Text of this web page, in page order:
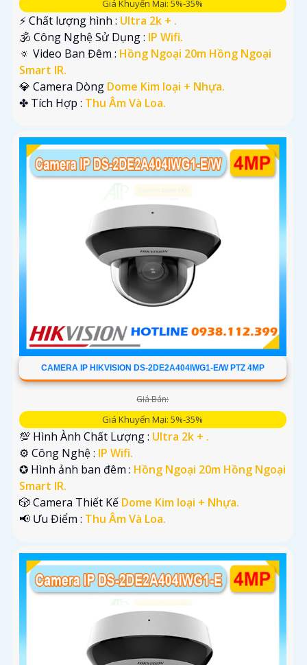
Giá Khuyến Mại: 5%-35%
️⚡ Chất lượng hình : Ultra 2k + .
🕉️ Công Nghệ Sử Dụng : IP Wifi.
🔅 Video Ban Đêm : Hồng Ngoại 20m Hồng Ngoại
Smart IR.
💎 Camera Dòng Dome Kim loại + Nhựa.
️✤ Tích Hợp : Thu Âm Và Loa.
CAMERA IP HIKVISION DS-2DE2A404IWG1-E/W PTZ 4MP
Giá Bán:
Giá Khuyến Mại: 5%-35%
💯 Hình Ành Chất Lượng : Ultra 2k + .
⚙ Công Nghệ : IP Wifi.
✪ Hình ảnh ban đêm : Hồng Ngoại 20m Hồng Ngoại
Smart IR.
🎲 Camera Thiết Kế Dome Kim loại + Nhựa.
️📢 Ưu Điểm : Thu Âm Và Loa.